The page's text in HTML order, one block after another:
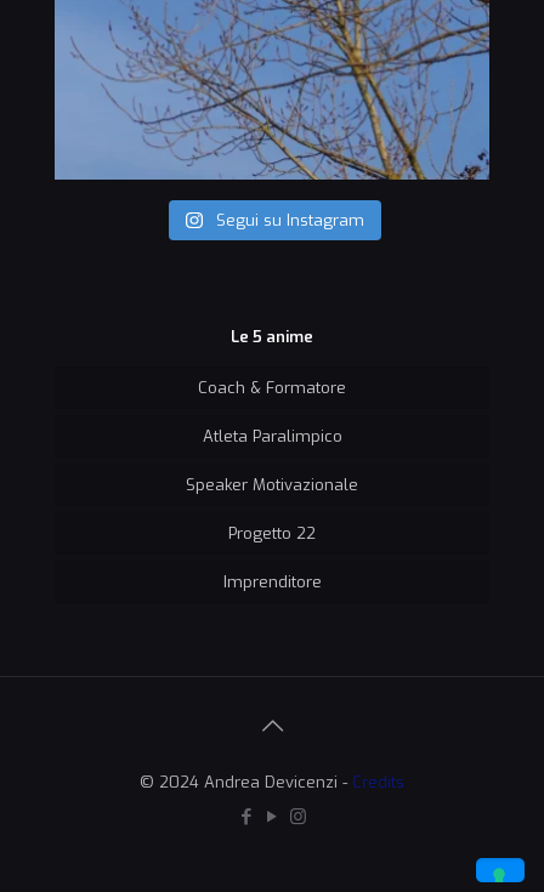
Segui su Instagram
Le 5 anime
Coach & Formatore
Atleta Paralimpico
Speaker Motivazionale
Progetto 22
Imprenditore
© 2024 Andrea Devicenzi - Credits